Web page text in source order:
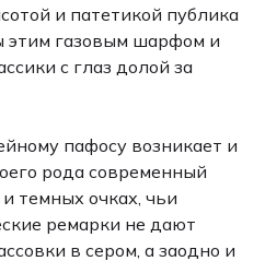
и патетикой публика
этим газовым шарфом и
с глаз долой за
пафосу возникает и
рода современный
темных очках, чьи
ремарки не дают
в сером, а заодно и